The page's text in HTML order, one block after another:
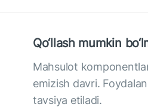
Qo‘llash mumkin
Mahsulot
emizish davri.
tavsiya etiladi.